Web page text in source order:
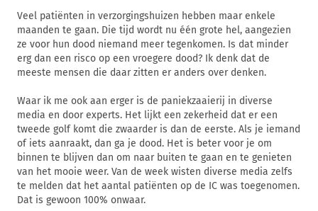
Veel patiënten in verzorgingshuizen hebben maar enkele
maanden te gaan. Die tijd wordt nu één grote hel, aangezien
ze voor hun dood niemand meer tegenkomen. Is dat minder
erg dan een risco op een vroegere dood? Ik denk dat de
meeste mensen die daar zitten er anders over denken.
Waar ik me ook aan erger is de paniekzaaierij in diverse
media en door experts. Het lijkt een zekerheid dat er een
tweede golf komt die zwaarder is dan de eerste. Als je iemand
of iets aanraakt, dan ga je dood. Het is beter voor je om
binnen te blijven dan om naar buiten te gaan en te genieten
van het mooie weer. Van de week wisten diverse media zelfs
te melden dat het aantal patiënten op de IC was toegenomen.
Dat is gewoon 100% onwaar.